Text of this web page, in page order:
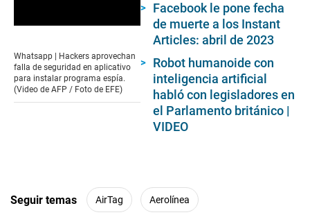
of
1
minute,
10
seconds
Whatsapp | Hackers aprovechan
falla de seguridad en aplicativo
para instalar programa espía.
(Video de AFP / Foto de EFE)
Facebook le pone fecha
de muerte a los Instant
Articles: abril de 2023
Robot humanoide con
inteligencia artificial
habló con legisladores en
el Parlamento británico |
VIDEO
Seguir temas AirTag Aerolínea